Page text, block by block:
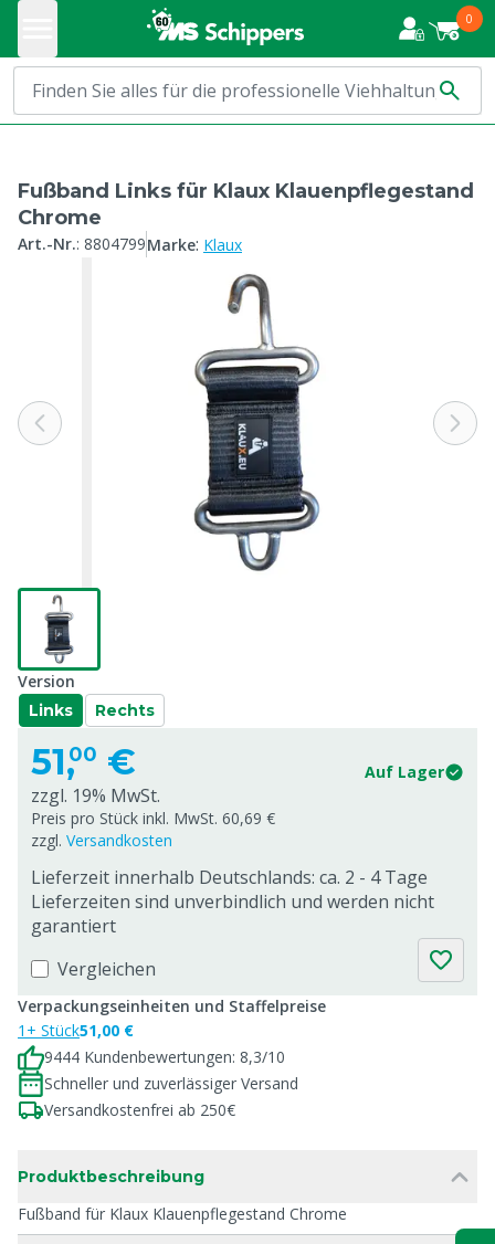
0
Fußband Links für Klaux Klauenpflegestand
Chrome
Art.-Nr.: 8804799Marke: Klaux
Version
Links Rechts
51,00 € Auf Lager
zzgl. 19% MwSt.
Preis pro Stück inkl. MwSt. 60,69 €
zzgl. Versandkosten
Lieferzeit innerhalb Deutschlands: ca. 2 - 4 Tage
Lieferzeiten sind unverbindlich und werden nicht
garantiert
Vergleichen
Verpackungseinheiten und Staffelpreise
1+ Stück51,00 €
9444 Kundenbewertungen: 8,3/10
Schneller und zuverlässiger Versand
Versandkostenfrei ab 250€
Produktbeschreibung
Fußband für Klaux Klauenpflegestand Chrome